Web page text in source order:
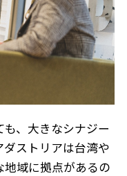
、大きなシナジー
ストリアは台湾や
地域に拠点があるの